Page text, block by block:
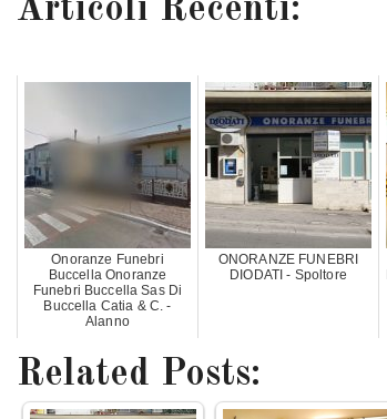
Articoli Recenti:
Onoranze Funebri
Buccella Onoranze
Funebri Buccella Sas Di
Buccella Catia & C. -
Alanno
ONORANZE FUNEBRI
DIODATI - Spoltore
Related Posts: